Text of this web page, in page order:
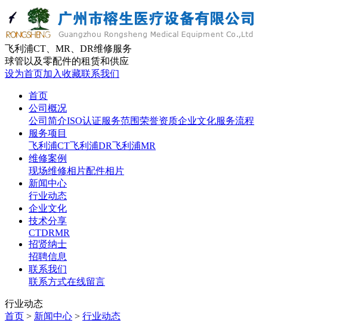
飞利浦CT、MR、DR维修服务
球管以及零配件的租赁和供应
设为首页加入收藏联系我们
首页
公司概况
公司简介ISO认证服务范围荣誉资质企业文化服务流程
服务项目
飞利浦CT飞利浦DR飞利浦MR
维修案例
现场维修相片配件相片
新闻中心
行业动态
企业文化
技术分享
CTDRMR
招贤纳士
招聘信息
联系我们
联系方式在线留言
行业动态
首页 > 新闻中心 > 行业动态